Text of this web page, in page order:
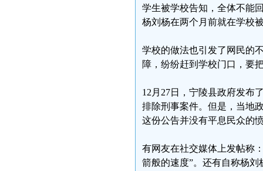
学生被学校告知，全体不能
杨刘杨在两个月前就在学校
学校的做法也引发了网民的
障，纷纷赶到学校门口，要
12月27日，宁陵县政府发布
排除刑事案件。但是，当地
这份公告并没有平息民众的
有网友在社交媒体上发帖称
箭般的速度”。还有自称杨